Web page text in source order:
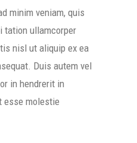
minim veniam, quis
tation ullamcorper
nisl ut aliquip ex ea
Duis autem vel
in hendrerit in
esse molestie